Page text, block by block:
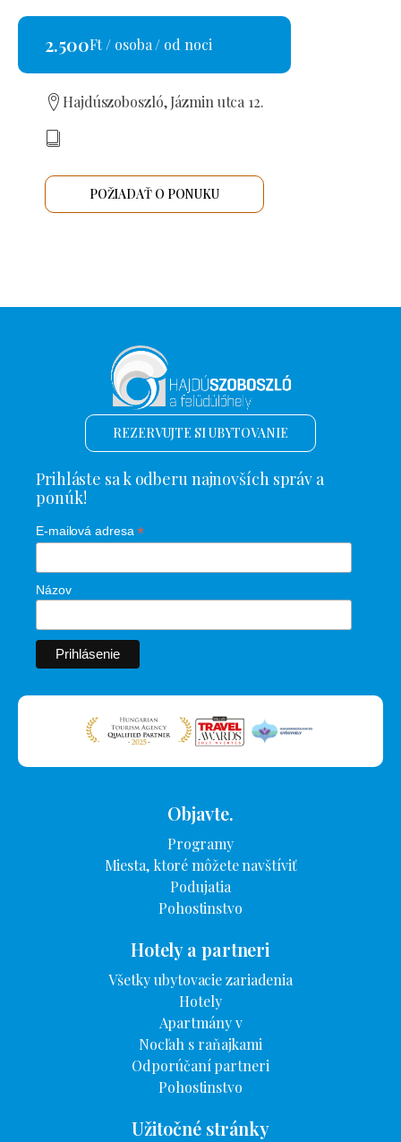
2.500Ft / osoba / od noci
Hajdúszoboszló, Jázmin utca 12.
POŽIADAŤ O PONUKU
REZERVUJTE SI UBYTOVANIE
Prihláste sa k odberu najnovších správ a
ponúk!
E-mailová adresa*
Názov
Objavte.
Programy
Miesta, ktoré môžete navštíviť
Podujatia
Pohostinstvo
Hotely a partneri
Všetky ubytovacie zariadenia
Hotely
Apartmány v
Nocľah s raňajkami
Odporúčaní partneri
Pohostinstvo
Užitočné stránky